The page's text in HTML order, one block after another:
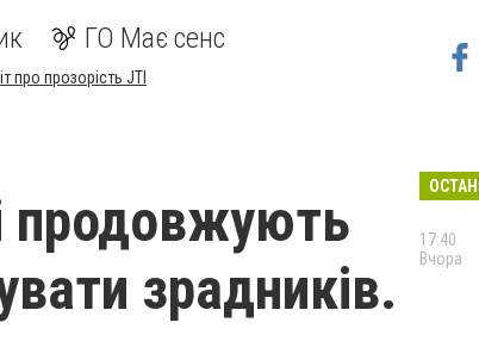
ГО Має сенс
про прозорість JTI
продовжують
зрадників.
17:40
Вчора